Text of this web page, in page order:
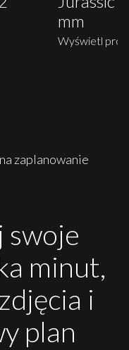
mm
Wyświetl
zaplanowanie
swoje
minut,
i
plan